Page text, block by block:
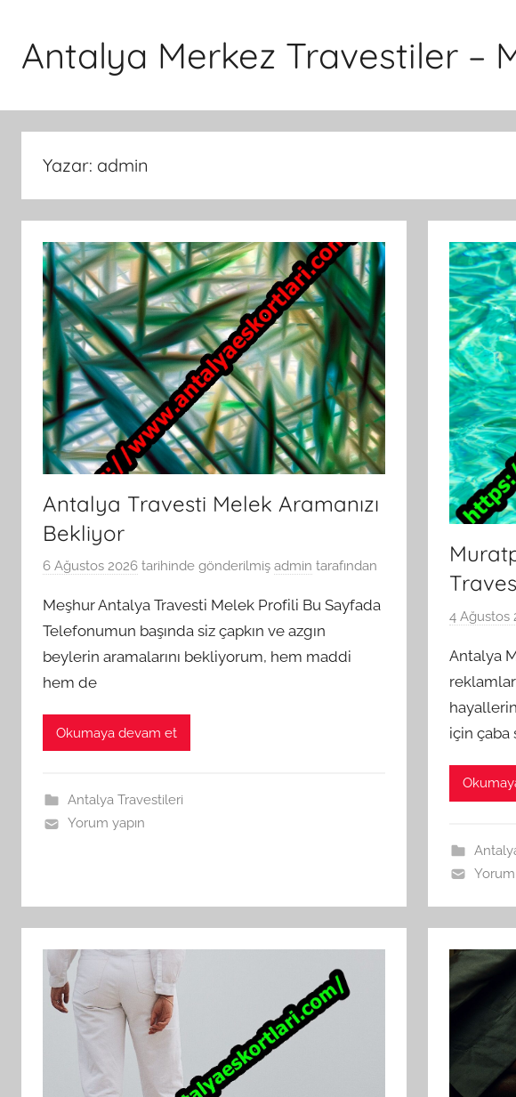
Antalya Merkez Travestiler –
Yazar: admin
Antalya Travesti Melek Aramanızı
Bekliyor
6 Ağustos 2026 tarihinde gönderilmiş admin tarafından
Meşhur Antalya Travesti Melek Profili Bu Sayfada
Telefonumun başında siz çapkın ve azgın
beylerin aramalarını bekliyorum, hem maddi
hem de
Okumaya devam et
Antalya Travestileri
Yorum yapın
4 Ağustos
Antalya
için çaba
Yorum